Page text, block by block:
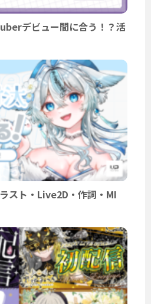
デビュー間に合う！？活
スト・Live2D・作詞・MI